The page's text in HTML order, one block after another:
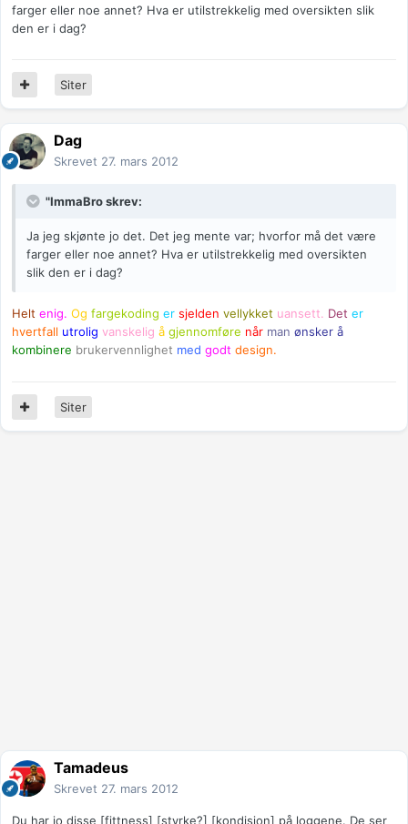
farger eller noe annet? Hva er utilstrekkelig med oversikten slik
den er i dag?
Siter
Dag
Skrevet 27. mars 2012
"ImmaBro skrev:
Ja jeg skjønte jo det. Det jeg mente var; hvorfor må det være
farger eller noe annet? Hva er utilstrekkelig med oversikten
slik den er i dag?
Helt enig. Og fargekoding er sjelden vellykket uansett. Det er
hvertfall utrolig vanskelig å gjennomføre når man ønsker å
kombinere brukervennlighet med godt design.
Siter
Tamadeus
Skrevet 27. mars 2012
Du har jo disse [fittness] [styrke?] [kondisjon] på loggene. De ser